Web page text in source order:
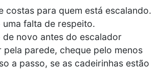
costas para quem está escalando.
uma falta de respeito.
de novo antes do escalador
pela parede, cheque pelo menos
a passo, se as cadeirinhas estão